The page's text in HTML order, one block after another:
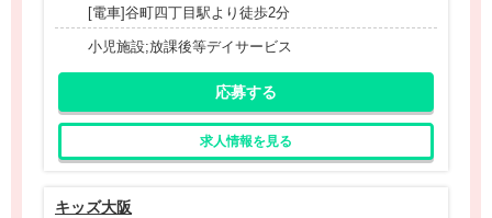
[電車]谷町四丁目駅より徒歩2分
小児施設;放課後等デイサービス
応募する
求人情報を見る
キッズ大阪